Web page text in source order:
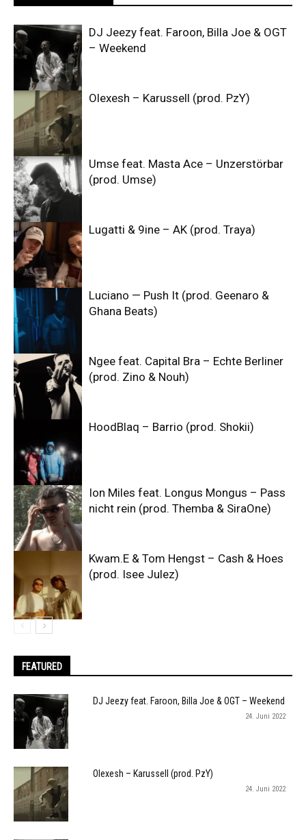
DJ Jeezy feat. Faroon, Billa Joe & OGT
– Weekend
Olexesh – Karussell (prod. PzY)
Umse feat. Masta Ace – Unzerstörbar
(prod. Umse)
Lugatti & 9ine – AK (prod. Traya)
Luciano — Push It (prod. Geenaro &
Ghana Beats)
Ngee feat. Capital Bra – Echte Berliner
(prod. Zino & Nouh)
HoodBlaq – Barrio (prod. Shokii)
Ion Miles feat. Longus Mongus – Pass
nicht rein (prod. Themba & SiraOne)
Kwam.E & Tom Hengst – Cash & Hoes
(prod. Isee Julez)
FEATURED
DJ Jeezy feat. Faroon, Billa Joe & OGT – Weekend
24. Juni 2022
Olexesh – Karussell (prod. PzY)
24. Juni 2022